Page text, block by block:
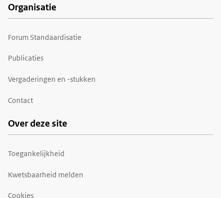
Organisatie
Forum Standaardisatie
Publicaties
Vergaderingen en -stukken
Contact
Over deze site
Toegankelijkheid
Kwetsbaarheid melden
Cookies